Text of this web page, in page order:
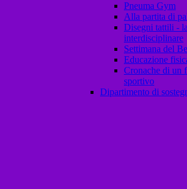
Pneuma Gym
Alla partita di
Disegni tattili -
interdisciplinare
Settimana del
Educazione
Cronache di un
sportivo
Dipartimento di